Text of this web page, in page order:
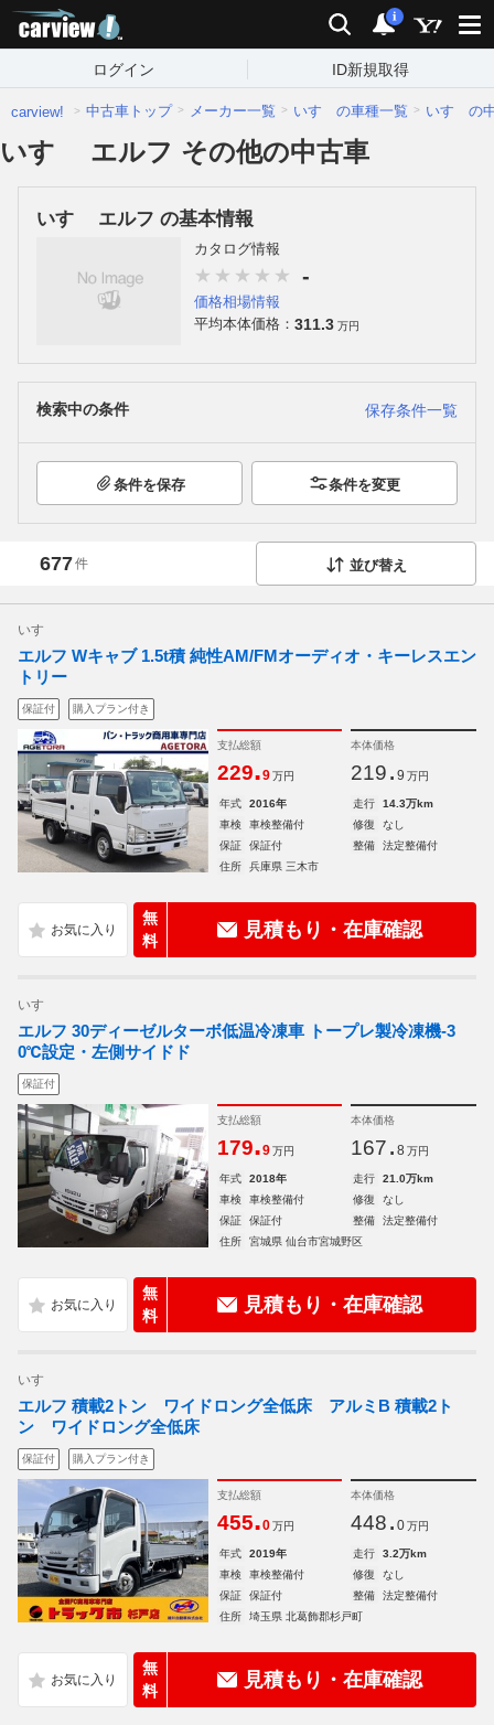
検索 通知
i
ログイン ID新規取得
carview! 中古車トップ メーカー一覧 いすゞの車種一覧 いすゞの
いすゞ エルフ その他の中古車
いすゞ エルフ の基本情報
カタログ情報
-
価格相場情報
平均本体価格： 311.3 万円
検索中の条件 保存条件一覧
条件を保存 条件を変更
677件 並び替え
いすゞ
エルフ Wキャブ 1.5t積 純性AM/FMオーディオ・キーレスエン
トリー
保証付 購入プラン付き
支払総額
229.9 万円
本体価格
219. 9 万円
年式 2016年 走行
14.3万km
車検
車検整備付 修復
なし
保証
保証付 整備
法定整備付
住所
兵庫県 三木市
無
料
見積もり・在庫確認
いすゞ
エルフ 30ディーゼルターボ低温冷凍車 トープレ製冷凍機-3
0℃設定・左側サイドド
保証付
支払総額
179.9 万円
本体価格
167. 8 万円
年式 2018年 走行
21.0万km
車検
車検整備付 修復
なし
保証
保証付 整備
法定整備付
住所
宮城県 仙台市宮城野区
無
料
見積もり・在庫確認
いすゞ
エルフ 積載2トン ワイドロング全低床 アルミB 積載2ト
ン ワイドロング全低床
保証付 購入プラン付き
支払総額
455.0 万円
本体価格
448. 0 万円
年式 2019年 走行
3.2万km
車検
車検整備付 修復
なし
保証
保証付 整備
法定整備付
住所
埼玉県 北葛飾郡杉戸町
無
料
見積もり・在庫確認